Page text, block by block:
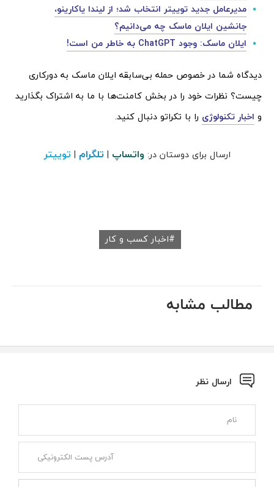
مدیرعامل جدید توییتر انتخاب شد؛ از لیندا یاکارینو،
جانشین ایلان ماسک چه می‌دانیم؟
ایلان ماسک: وجود ChatGPT به خاطر من است!
دیدگاه شما در خصوص حمله بی‌سابقه ایلان ماسک به دورکاری
چیست؟ نظرات خود را در بخش کامنت‌ها با ما به اشتراک بگذارید
و اخبار تکنولوژی را با تکراتو دنبال کنید.
ارسال برای دوستان در: واتساپ | تلگرام | توییتر
اخبار کسب و کار
مطالب مشابه
ارسال نظر